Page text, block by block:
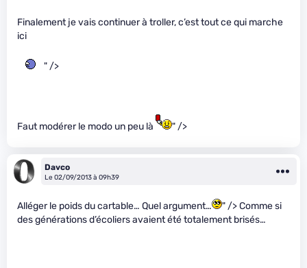
Finalement je vais continuer à troller, c’est tout ce qui marche
ici
" />
Faut modérer le modo un peu là " />
Davco
Le 02/09/2013 à 09h39
Alléger le poids du cartable… Quel argument…
" /> Comme si
des générations d’écoliers avaient été totalement brisés…